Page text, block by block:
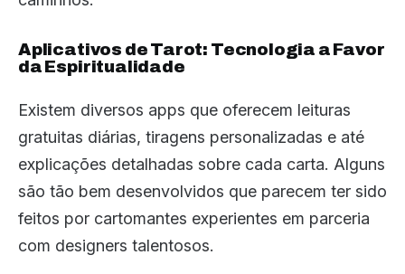
Aplicativos de Tarot: Tecnologia a Favor
da Espiritualidade
Existem diversos apps que oferecem leituras
gratuitas diárias, tiragens personalizadas e até
explicações detalhadas sobre cada carta. Alguns
são tão bem desenvolvidos que parecem ter sido
feitos por cartomantes experientes em parceria
com designers talentosos.